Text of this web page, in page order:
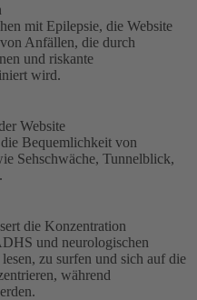
mit Epilepsie, die Website
Anfällen, die durch
und riskante
wird.
Website
Bequemlichkeit von
Sehschwäche, Tunnelblick,
die Konzentration
und neurologischen
zu surfen und sich auf die
während